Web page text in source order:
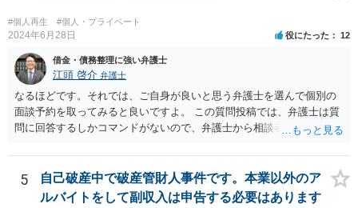
５年間は返済を継続する必要がある。 ・所有している財産の価値が大
きい場合，借金が減らない場合がある。 ＜自己破産のデメリット＞ ・
借金の理由が問われ，場合によっては破産が認められない。 ・所有し
ている財産（２０万円以上の価値があるもの）は，原則として保持で
きない。 【③の回答】 ３０万円～６０万円程度かと思います。 弁護
士費用は分割で支払うことができる場合も多いので，弁護士と相談し
て支払いのスケジュールを決めます。 なお，ご依頼後は借金を返済す
る必要はなくなるため，借金の返済に充てていた分を弁護士費用に充
を起こされることもあり得るため，お早めに弁護士にご依頼されるこ
とをお勧めします。
#個人再生 #個人・プライベート
2024年6月28日 役にたった 12
借金・債務整理に強い弁護士
江頭 啓介 弁護士
なるほどです。それでは、ご自身が良いと思う弁護士を選んで個別の
面談予約を取ってみると良いですよ。 この質問投稿では、弁護士は質
問に回答するしかコマンドがないので、弁護士から相談者様に直接連
5
自己破産中で破産管財人事件です。本業以外のア
ルバイトをして副収入は申告する必要はあります